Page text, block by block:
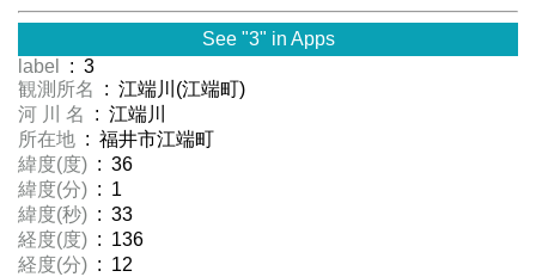
See "3" in Apps
label
: 3
観測所名
: 江端川(江端町)
河 川 名
: 江端川
所在地 : 福井市江端町
緯度(度) : 36
緯度(分) : 1
緯度(秒) : 33
経度(度) : 136
経度(分) : 12